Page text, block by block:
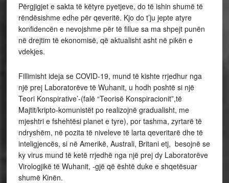
Përgjigjet e sakta të këtyre pyetjeve, do të ishin shumë të
rëndësishme edhe për qeveritë. Kjo do t’ju jepte atyre
konfidencën e nevojshme për të fillue sa ma shpejt punën
në drejtim të ekonomisë, që aktualisht asht në pikën e
vdekjes.
Fillimisht ideja se COVID-19, mund të kishte rrjedhur nga
një prej Laboratorëve të Wuhanit, u hodh poshtë si një
Teori Konspirative’-(falë “Teorisë Konspiracionit”,të
Majtit/kripto-komunistët po realizojnë gradualisht, me
mjeshtri e fshehtësi planet e tyre), por tashma, zyrtarë të
ndryshëm, në pozita të niveleve të larta qeveritarë dhe të
inteligjencës, si në Amerikë, Australi, Britani etj, besojnë se
ky virus mund të ketë rrjedhë nga një prej dy Laboratorëve
Virologjikë të Wuhanit, -gjë që është duke e shqetësuar
shumë Kinën.